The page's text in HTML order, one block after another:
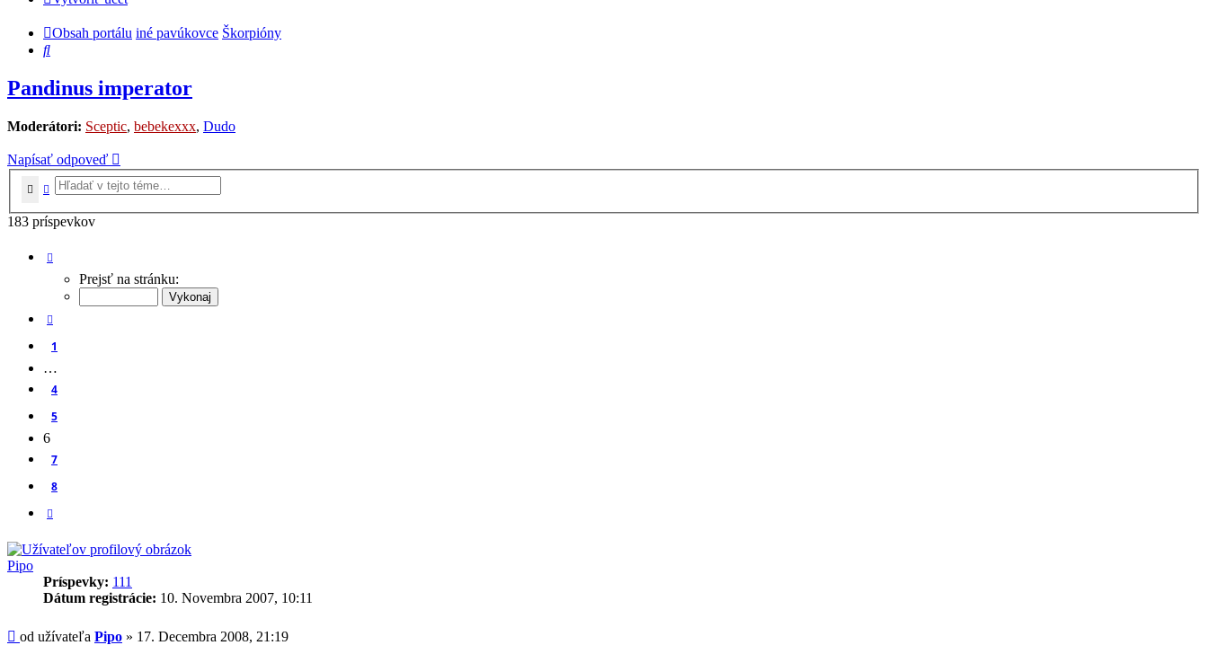
Obsah portálu iné pavúkovce Škorpióny
Hľadať
Pandinus imperator
Moderátori: Sceptic, bebekexxx, Dudo
Napísať odpoveď
HľadaťRozšírené vyhľadávanie
183 príspevkov
Prejsť na stránku:
1
…
4
5
6
7
8
Pipo
Príspevky: 111
Dátum registrácie: 10. Novembra 2007, 10:11
Príspevok
od užívateľa Pipo » 17. Decembra 2008, 21:19